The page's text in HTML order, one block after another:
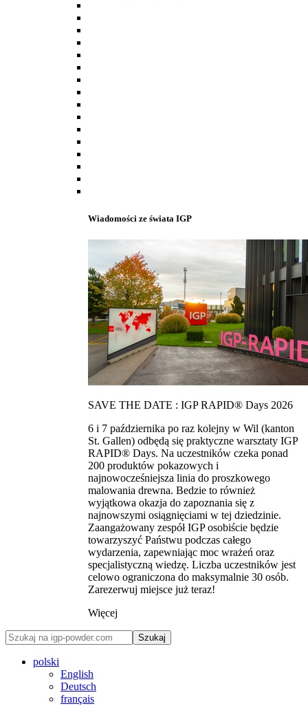
Wiadomości ze świata IGP
SAVE THE DATE : IGP RAPID® Days 2026
6 i 7 października po raz kolejny w Wil (kanton
St. Gallen) odbędą się praktyczne warsztaty IGP
RAPID® Days. Na uczestników czeka ponad
200 produktów pokazowych i
najnowocześniejsza linia do proszkowego
malowania drewna. Bedzie to również
wyjątkowa okazja do zapoznania się z
najnowszymi osiągnięciami w tej dziedzinie.
Zaangażowany zespół IGP osobiście będzie
towarzyszyć Państwu podczas całego
wydarzenia, zapewniając moc wrażeń oraz
specjalistyczną wiedzę. Liczba uczestników jest
celowo ograniczona do maksymalnie 30 osób.
Zarezerwuj miejsce już teraz!
Więcej
Szukaj
polski
English
Deutsch
français